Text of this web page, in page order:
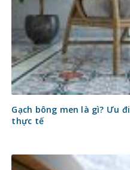
Gạch bông men là gì? Ưu
thực tế